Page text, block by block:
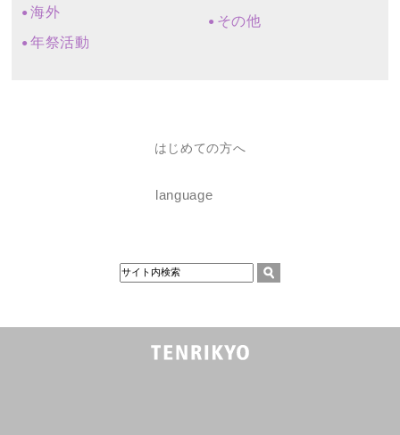
海外
年祭活動
その他
はじめての方へ
language